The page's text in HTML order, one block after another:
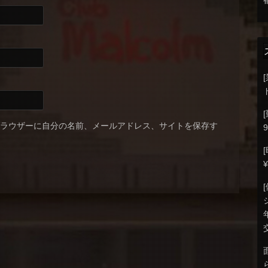
ウザーに自分の名前、メールアドレス、サイトを保存す
[
[
[
[